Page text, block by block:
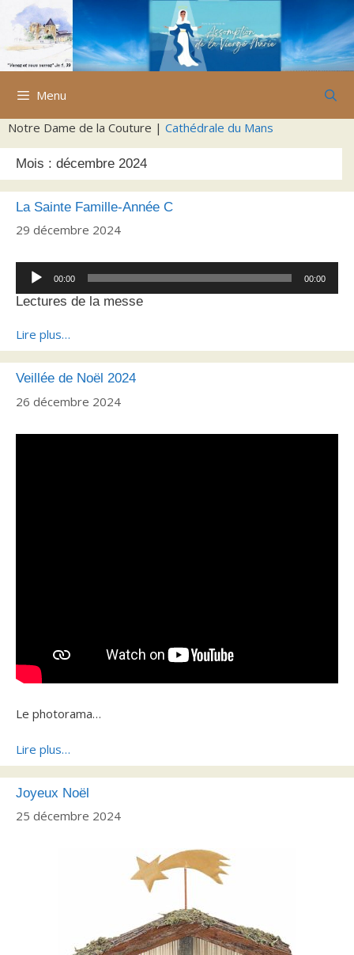
Aller
contenu
Menu
Notre Dame de la Couture | Cathédrale du Mans
Mois : décembre 2024
La Sainte Famille-Année C
29 décembre 2024
Lecteur
audio
00:00 00:00
Lectures de la messe
Lire plus…
Veillée de Noël 2024
26 décembre 2024
Le photorama…
Lire plus…
Joyeux Noël
25 décembre 2024